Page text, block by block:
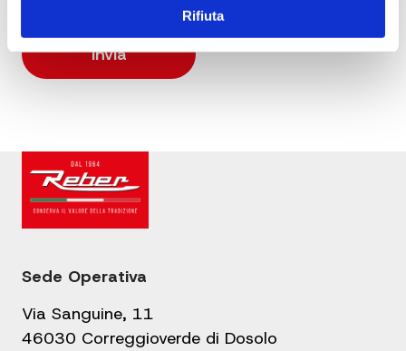
Rifiuta
Sede Operativa
Via Sanguine, 11
46030 Correggioverde di Dosolo